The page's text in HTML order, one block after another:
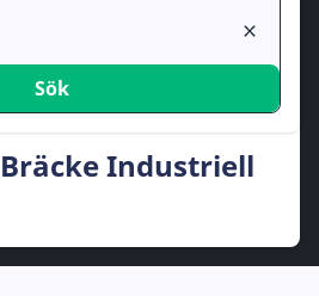
Sök
Industriell